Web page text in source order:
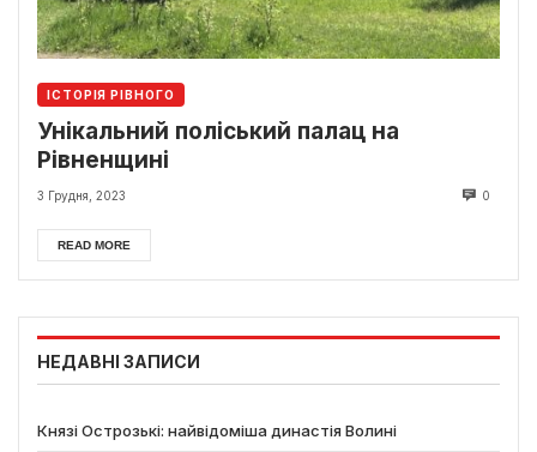
ІСТОРІЯ РІВНОГО
Унікальний поліський палац на
Рівненщині
3 Грудня, 2023 0
READ MORE
НЕДАВНІ ЗАПИСИ
Князі Острозькі: найвідоміша династія Волині